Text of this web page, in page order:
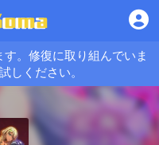
。修復に取り組んでいま
しください。